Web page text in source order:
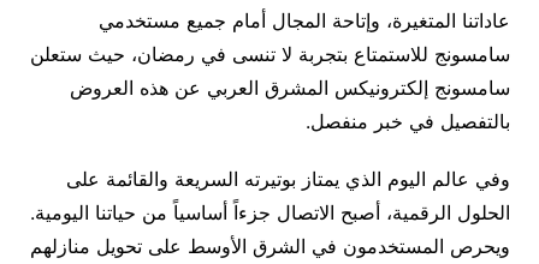
عاداتنا المتغيرة، وإتاحة المجال أمام جميع مستخدمي
سامسونج للاستمتاع بتجربة لا تنسى في رمضان، حيث ستعلن
سامسونج إلكترونيكس المشرق العربي عن هذه العروض
بالتفصيل في خبر منفصل.
وفي عالم اليوم الذي يمتاز بوتيرته السريعة والقائمة على
الحلول الرقمية، أصبح الاتصال جزءاً أساسياً من حياتنا اليومية.
ويحرص المستخدمون في الشرق الأوسط على تحويل منازلهم